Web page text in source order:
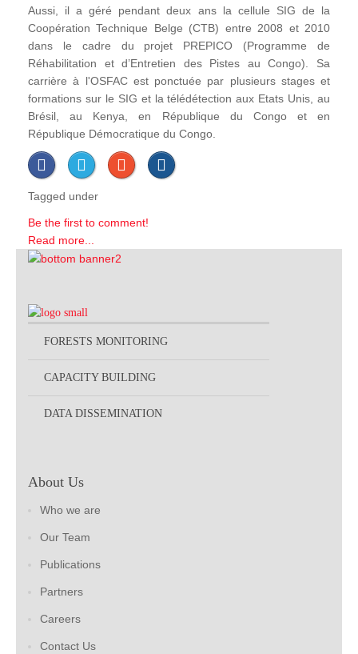
Aussi, il a géré pendant deux ans la cellule SIG de la
Coopération Technique Belge (CTB) entre 2008 et 2010
dans le cadre du projet PREPICO (Programme de
Réhabilitation et d’Entretien des Pistes au Congo). Sa
carrière à l'OSFAC est ponctuée par plusieurs stages et
formations sur le SIG et la télédétection aux Etats Unis, au
Brésil, au Kenya, en République du Congo et en
République Démocratique du Congo.
Tagged under
Be the first to comment!
Read more...
FORESTS MONITORING
CAPACITY BUILDING
DATA DISSEMINATION
About Us
Who we are
Our Team
Publications
Partners
Careers
Contact Us